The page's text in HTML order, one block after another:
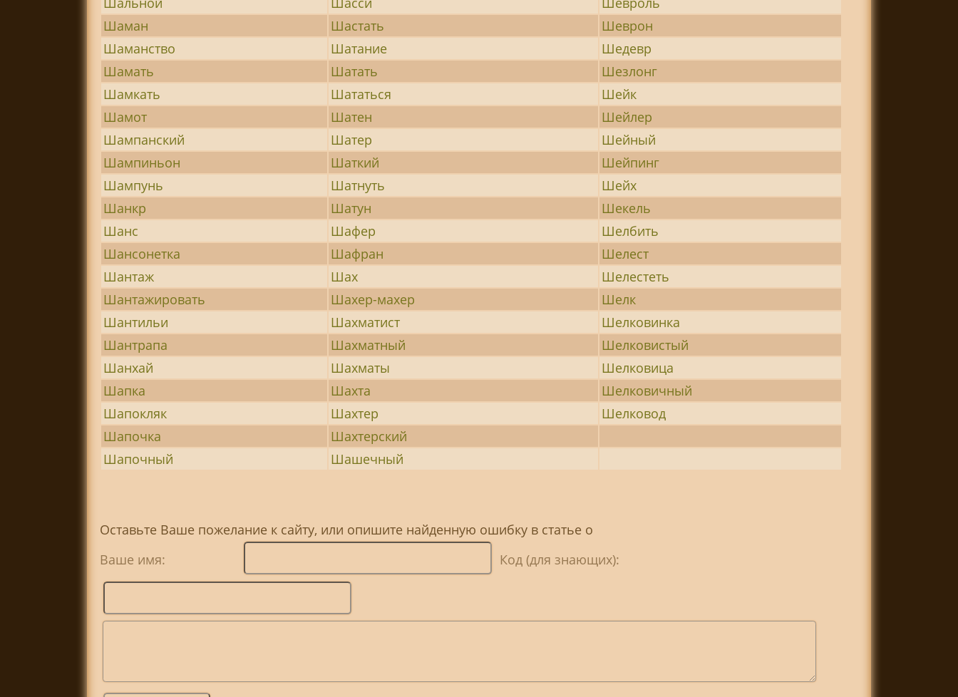
Шаман
Шастать
Шеврон
Шаманство
Шатание
Шедевр
Шамать
Шатать
Шезлонг
Шамкать
Шататься
Шейк
Шамот
Шатен
Шейлер
Шампанский
Шатер
Шейный
Шампиньон
Шаткий
Шейпинг
Шампунь
Шатнуть
Шейх
Шанкр
Шатун
Шекель
Шанс
Шафер
Шелбить
Шансонетка
Шафран
Шелест
Шантаж
Шах
Шелестеть
Шантажировать
Шахер-махер
Шелк
Шантильи
Шахматист
Шелковинка
Шантрапа
Шахматный
Шелковистый
Шанхай
Шахматы
Шелковица
Шапка
Шахта
Шелковичный
Шапокляк
Шахтер
Шелковод
Шапочка
Шахтерский
Шапочный
Шашечный
Оставьте Ваше пожелание к сайту, или опишите найденную ошибку в статье о
Ваше имя:
Код (для знающих):